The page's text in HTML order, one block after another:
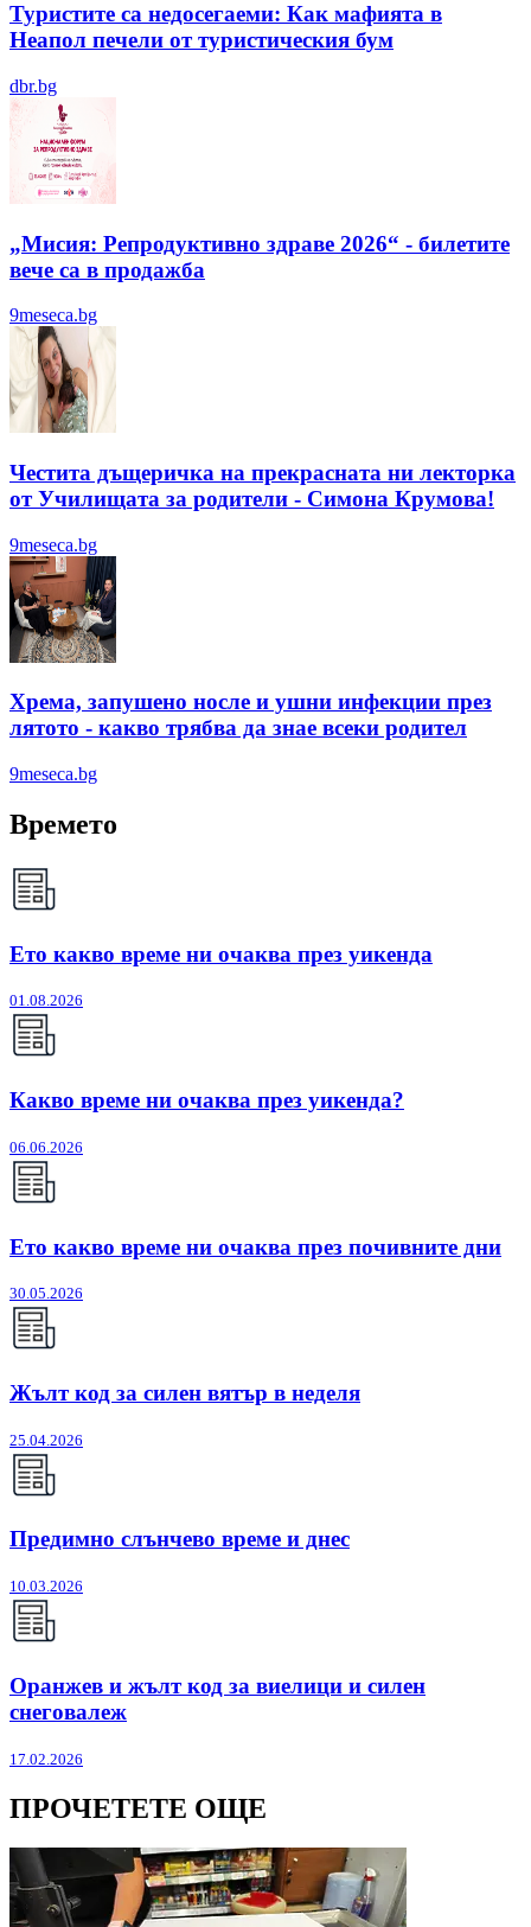
Туристите са недосегаеми: Как мафията в
Неапол печели от туристическия бум
dbr.bg
„Мисия: Репродуктивно здраве 2026“ - билетите
вече са в продажба
9meseca.bg
Честита дъщеричка на прекрасната ни лекторка
от Училищата за родители - Симона Крумова!
9meseca.bg
Хрема, запушено носле и ушни инфекции през
лятотo - какво трябва да знае всеки родител
9meseca.bg
Времето
Ето какво време ни очаква през уикенда
01.08.2026
Какво време ни очаква през уикенда?
06.06.2026
Ето какво време ни очаква през почивните дни
30.05.2026
Жълт код за силен вятър в неделя
25.04.2026
Предимно слънчево време и днес
10.03.2026
Оранжев и жълт код за виелици и силен
снеговалеж
17.02.2026
ПРОЧЕТЕТЕ ОЩЕ